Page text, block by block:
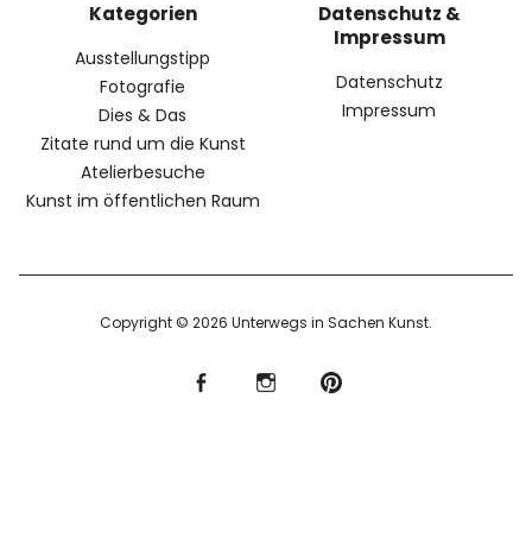
Kategorien
Ausstellungstipp
Fotografie
Dies & Das
Zitate rund um die Kunst
Atelierbesuche
Kunst im öffentlichen Raum
Datenschutz &
Impressum
Datenschutz
Impressum
Copyright © 2026 Unterwegs in Sachen Kunst